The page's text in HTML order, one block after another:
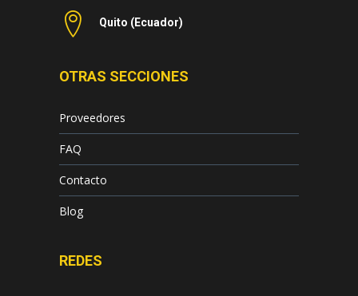
Quito (Ecuador)
OTRAS SECCIONES
Proveedores
FAQ
Contacto
Blog
REDES